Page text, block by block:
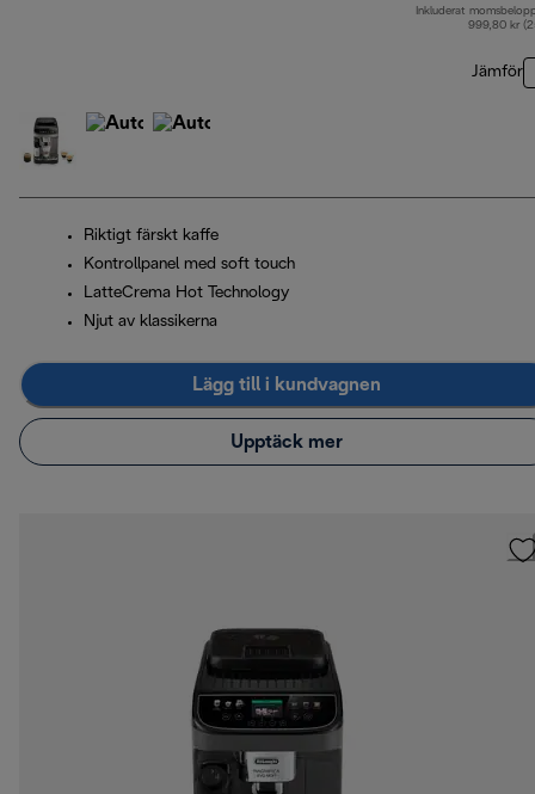
Inkluderat
999,80 kr
Jämför
Riktigt färskt kaffe
Kontrollpanel med soft touch
LatteCrema Hot Technology
Njut av klassikerna
Lägg till i kundvagnen
Upptäck mer